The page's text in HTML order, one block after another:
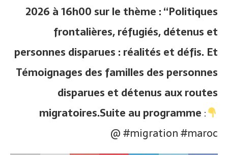
2026 à 16h00 sur le thème : “Politiques
frontalières, réfugiés, détenus et
personnes disparues : réalités et défis. Et
Témoignages des familles des personnes
disparues et détenus aux routes
migratoires.Suite au programme :
#migration #maroc @